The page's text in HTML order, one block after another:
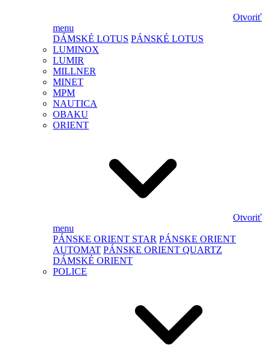
Otvoriť
menu
DÁMSKÉ LOTUS PÁNSKÉ LOTUS
LUMINOX
LUMIR
MILLNER
MINET
MPM
NAUTICA
OBAKU
ORIENT
Otvoriť
menu
PÁNSKE ORIENT STAR PÁNSKE ORIENT
AUTOMAT PÁNSKE ORIENT QUARTZ
DÁMSKÉ ORIENT
POLICE